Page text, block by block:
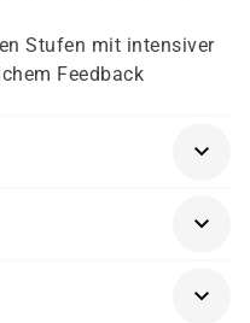
Stufen mit intensiver
Feedback